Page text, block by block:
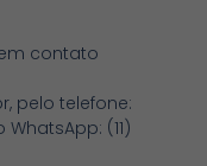
contato
, pelo telefone:
WhatsApp: (11)